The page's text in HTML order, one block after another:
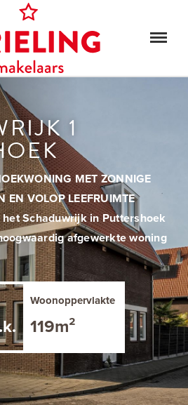
1
MET ZONNIGE
EN VOLOP LEEFRUIMTE
Schaduwrijk in Puttershoek
afgewerkte woning
Woonoppervlakte
119m²